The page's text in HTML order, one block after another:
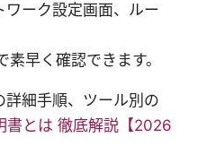
ーク設定画面、ルー
早く確認できます。
詳細手順、ツール別の
書とは 徹底解説【2026